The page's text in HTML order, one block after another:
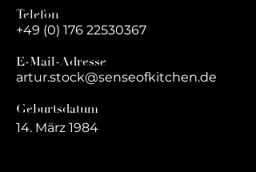
Telefon
+49 (0) 176 22530367
E-Mail-Adresse
artur.stock@senseofkitchen.de
Geburtsdatum
14. März 1984